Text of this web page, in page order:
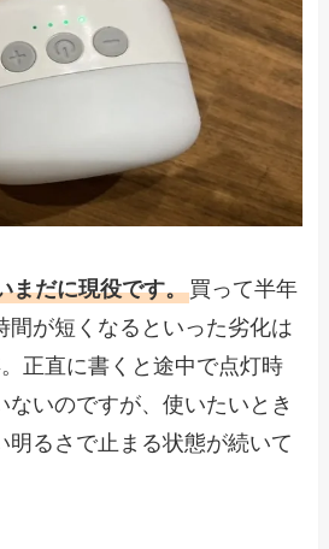
まだに現役です。買って半年
間が短くなるといった劣化は
正直に書くと途中で点灯時
ないのですが、使いたいとき
明るさで止まる状態が続いて